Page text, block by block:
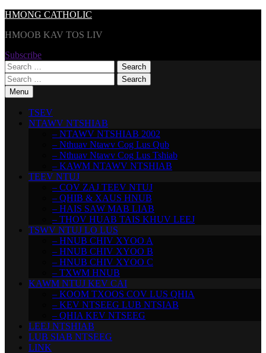
Skip
content
HMONG CATHOLIC
HMOOB KAV TOS LIV
Subscribe
Search
for:
Search
for:Menu
TSEV
NTAWV NTSHIAB
– NTAWV NTSHIAB 2002
– Nthuav Ntawv Cog Lus Qub
– Nthuav Ntawv Cog Lus Tshiab
– KAWM NTAWV NTSHIAB
TEEV NTUJ
– COV ZAJ TEEV NTUJ
– QHIB & XAUS HNUB
– HAIS SAW MAB LIAB
– THOV HUAB TAIS KHUV LEEJ
TSWV NTUJ LO LUS
– HNUB CHIV XYOO A
– HNUB CHIV XYOO B
– HNUB CHIV XYOO C
– TXWM HNUB
KAWM NTUJ KEV CAI
– KOOM TXOOS COV LUS QHIA
– KEV NTSEEG LUB NTSIAB
– QHIA KEV NTSEEG
LEEJ NTSHIAB
LUB SIAB NTSEEG
LINK